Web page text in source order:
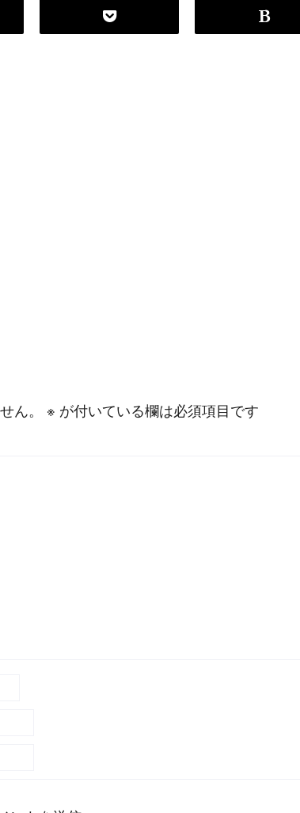
P o am n g ng
# HTML CSS #JavaScript #SQL
ん。 ※ が付いている欄は必須項目です